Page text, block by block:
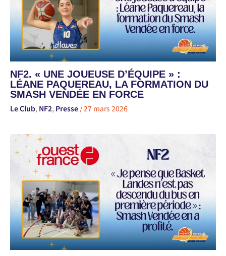
NF2. « UNE JOUEUSE D’ÉQUIPE » :
LÉANE PAQUEREAU, LA FORMATION DU
SMASH VENDÉE EN FORCE
Le Club, NF2, Presse /27 mars 2026